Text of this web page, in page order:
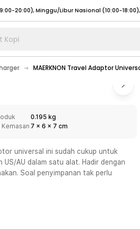
(07:00 - 20:00), Sabtu - Minggu (08:00 -
- 20:00), Sabtu - Minggu/ Libur Nasional (08:00
- 20:00), Sabtu - Minggu/ Libur Nasional (08:00
20:00), Minggu/Libur Nasional (12:00-
20:00), Minggu/Libur Nasional (12:00-
(07:00 - 20:00), Sabtu - Minggu (08:00 -
Kopi
MAERKNON Travel Adaptor
0.195 kg
7 x 6 x 7 cm
universal ini sudah cukup untuk
AU dalam satu alat. Hadir dengan
Soal penyimpanan tak perlu